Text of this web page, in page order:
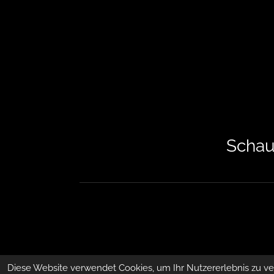
Diese Website verwendet Cookies, um Ihr Nutzererlebnis zu
© 2022 - 2026 First Class Baits